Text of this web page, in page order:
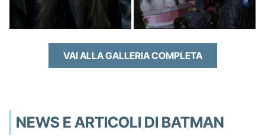
VAI ALLA GALLERIA COMPLETA
NEWS E ARTICOLI DI BATMAN